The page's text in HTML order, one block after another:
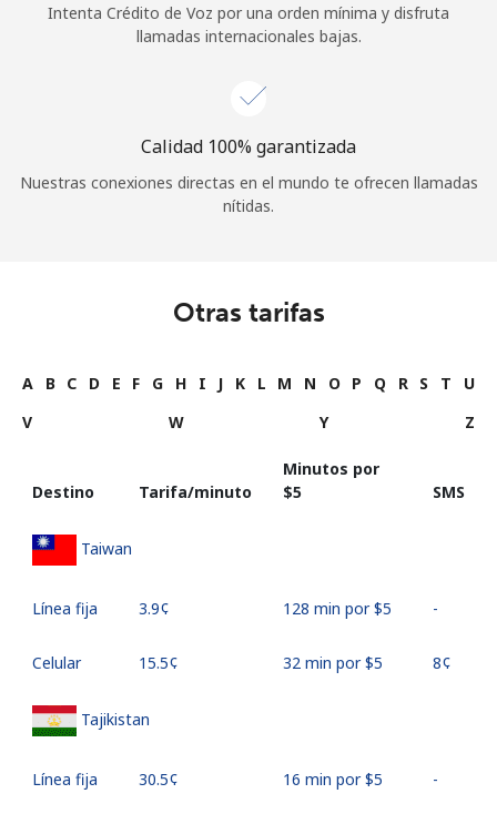
Intenta Crédito de Voz por una orden mínima y disfruta
llamadas internacionales bajas.
Calidad 100% garantizada
Nuestras conexiones directas en el mundo te ofrecen llamadas
nítidas.
Otras tarifas
A B C D E F G H I J K L M N O P Q R S T
U
V
W Y Z
Destino Tarifa/minuto
Minutos por
⁦$5⁩
SMS
Taiwan
Línea fija ⁦3.9¢⁩ 128 min por ⁦$5⁩ -
Celular ⁦15.5¢⁩ 32 min por ⁦$5⁩ ⁦8¢⁩
Tajikistan
Línea fija ⁦30.5¢⁩ 16 min por ⁦$5⁩ -